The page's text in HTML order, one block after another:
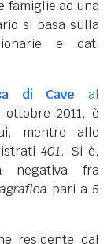
famiglie ad una
si basa sulla
e dati
di Cave al
2011, è
mentre alle
401. Si è,
negativa fra
pari a5
residente dal